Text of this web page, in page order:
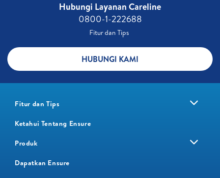
Hubungi Layanan Careline​
0800-1-222688​
Fitur dan Tips ​
HUBUNGI KAMI
Fitur dan Tips
Ketahui Tentang Ensure
Produk
Dapatkan Ensure